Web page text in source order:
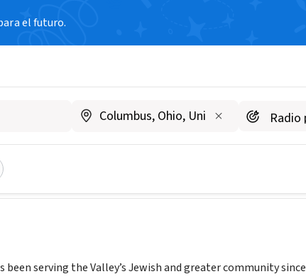
el futuro.
Greater Phoenix
serving the Valley’s Jewish and greater community